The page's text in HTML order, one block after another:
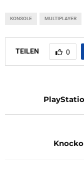
KONSOLE MULTIPLAYER
TEILEN 0